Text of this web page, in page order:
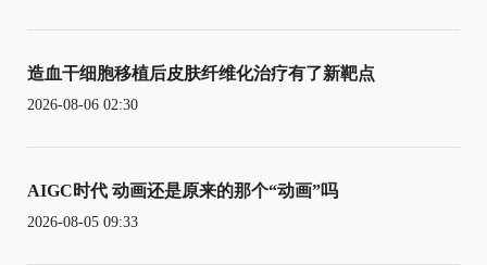
造血干细胞移植后皮肤纤维化治疗有了新靶点
2026-08-06 02:30
AIGC时代 动画还是原来的那个“动画”吗
2026-08-05 09:33